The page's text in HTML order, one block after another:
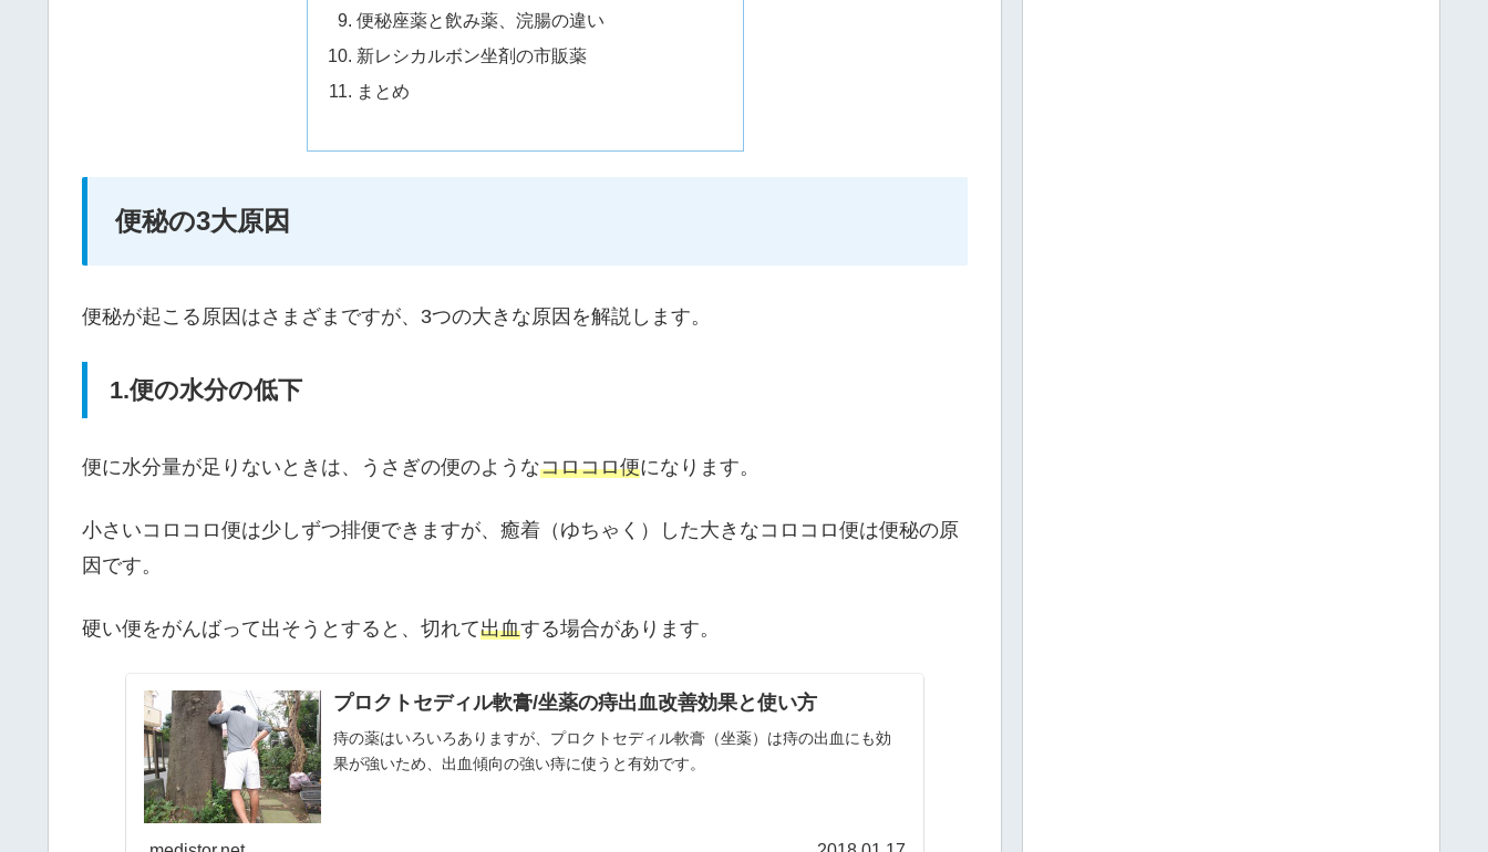
便秘座薬と飲み薬、浣腸の違い
新レシカルボン坐剤の市販薬
まとめ
便秘の3大原因
便秘が起こる原因はさまざまですが、3つの大きな原因を解説します。
1.便の水分の低下
便に水分量が足りないときは、うさぎの便のようなコロコロ便になります。
小さいコロコロ便は少しずつ排便できますが、癒着（ゆちゃく）した大きなコロコロ便は便秘の原
因です。
硬い便をがんばって出そうとすると、切れて出血する場合があります。
プロクトセディル軟膏/坐薬の痔出血改善効果と使い方
痔の薬はいろいろありますが、プロクトセディル軟膏（坐薬）は痔の出血にも効
果が強いため、出血傾向の強い痔に使うと有効です。